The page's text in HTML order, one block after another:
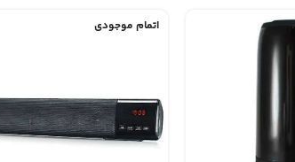
اتمام موجودی